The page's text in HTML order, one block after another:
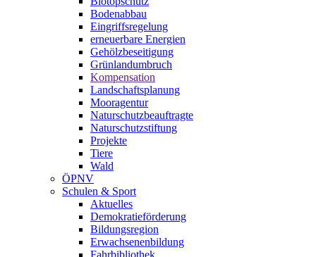
Bodenabbau
Eingriffsregelung
erneuerbare Energien
Gehölzbeseitigung
Grünlandumbruch
Kompensation
Landschaftsplanung
Mooragentur
Naturschutzbeauftragte
Naturschutzstiftung
Projekte
Tiere
Wald
ÖPNV
Schulen & Sport
Aktuelles
Demokratieförderung
Bildungsregion
Erwachsenenbildung
Fahrbibliothek